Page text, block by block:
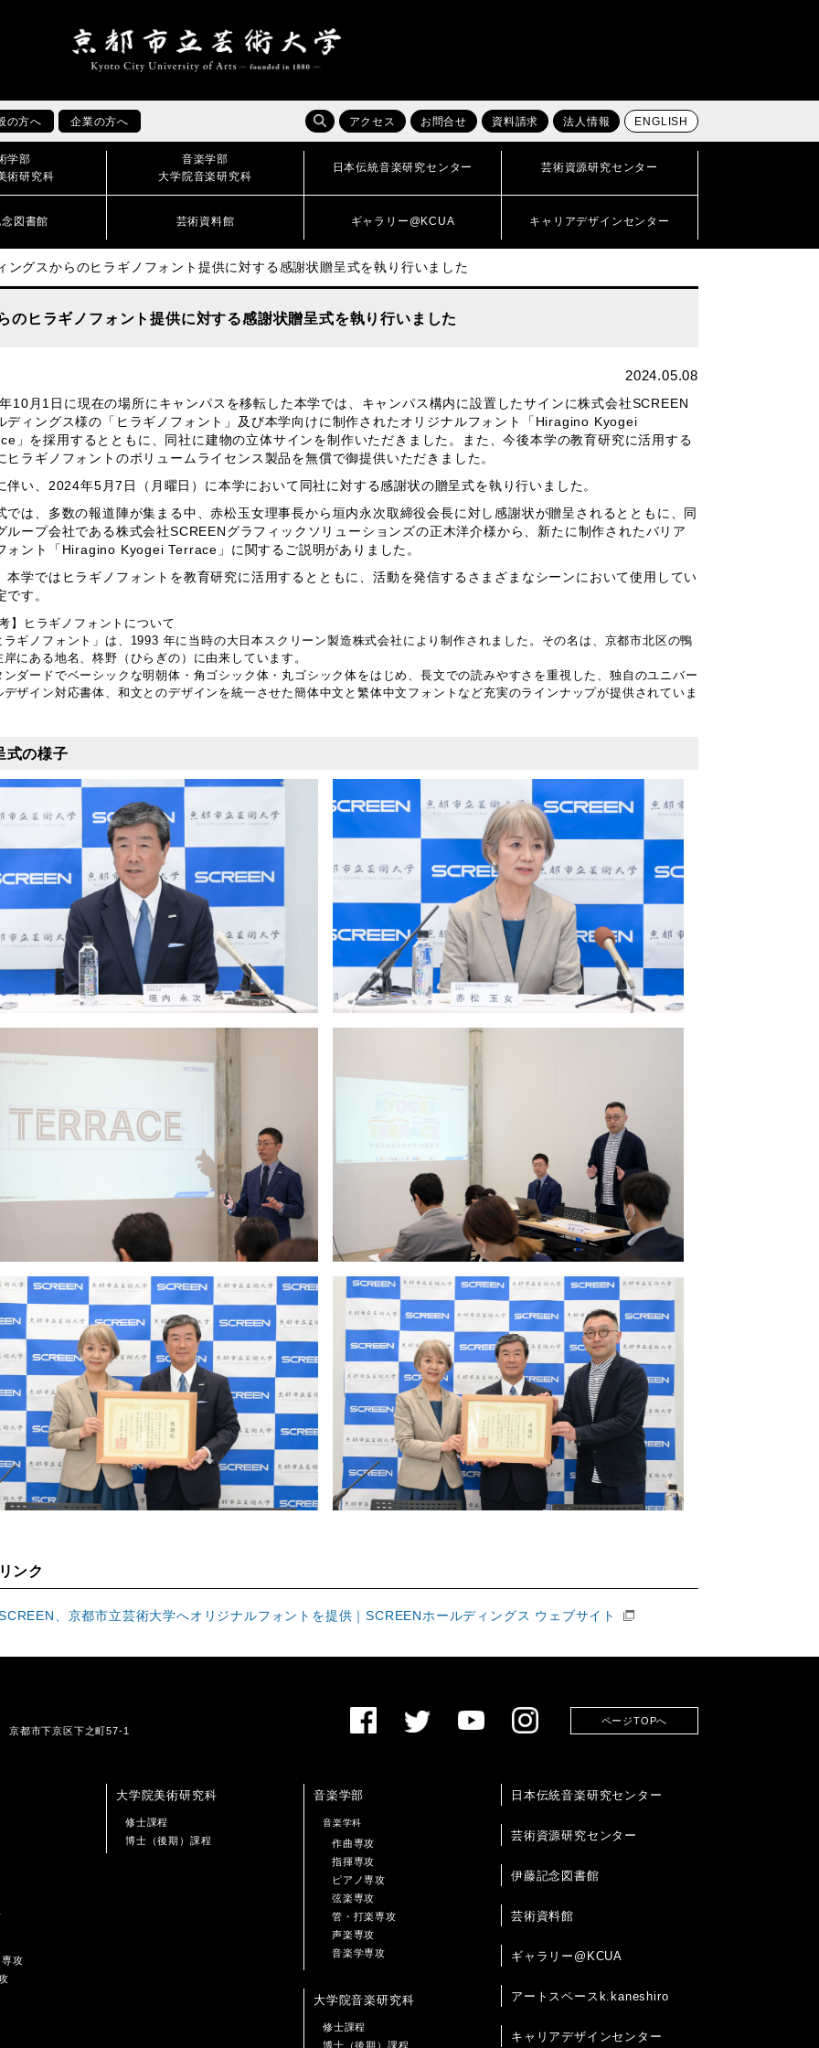
の方へ 企業の方へ アクセス お問合せ 資料請求 法人情報 ENGLISH
学部
術研究科
音楽学部
大学院音楽研究科
日本伝統音楽研究センター 芸術資源研究センター
図書館 芸術資料館 ギャラリー@KCUA キャリアデザインセンター
ングスからのヒラギノフォント提供に対する感謝状贈呈式を執り行いました
ヒラギノフォント提供に対する感謝状贈呈式を執り行いました
2024.05.08
10月1日に現在の場所にキャンパスを移転した本学では、キャンパス構内に設置したサインに株式会社SCREEN
ディングス様の「ヒラギノフォント」及び本学向けに制作されたオリジナルフォント「Hiragino Kyogei
」を採用するとともに、同社に建物の立体サインを制作いただきました。また、今後本学の教育研究に活用する
ヒラギノフォントのボリュームライセンス製品を無償で御提供いただきました。
伴い、2024年5月7日（月曜日）に本学において同社に対する感謝状の贈呈式を執り行いました。
では、多数の報道陣が集まる中、赤松玉女理事長から垣内永次取締役会長に対し感謝状が贈呈されるとともに、同
ループ会社である株式会社SCREENグラフィックソリューションズの正木洋介様から、新たに制作されたバリア
ォント「Hiragino Kyogei Terrace」に関するご説明がありました。
本学ではヒラギノフォントを教育研究に活用するとともに、活動を発信するさまざまなシーンにおいて使用してい
です。
】ヒラギノフォントについて
ラギノフォント」は、1993 年に当時の大日本スクリーン製造株式会社により制作されました。その名は、京都市北区の鴨
岸にある地名、柊野（ひらぎの）に由来しています。
ンダードでベーシックな明朝体・角ゴシック体・丸ゴシック体をはじめ、長文での読みやすさを重視した、独自のユニバー
デザイン対応書体、和文とのデザインを統一させた簡体中文と繁体中文フォントなど充実のラインナップが提供されていま
式の様子
ンク
、京都市立芸術大学へオリジナルフォントを提供｜SCREENホールディングス ウェブサイト
都市下京区下之町57-1
ページTOPへ
攻
大学院美術研究科
修士課程
博士（後期）課程
音楽学部
音楽学科
作曲専攻
指揮専攻
ピアノ専攻
弦楽専攻
管・打楽専攻
声楽専攻
音楽学専攻
大学院音楽研究科
修士課程
博士（後期）課程
日本伝統音楽研究センター
芸術資源研究センター
伊藤記念図書館
芸術資料館
ギャラリー@KCUA
アートスペースk.kaneshiro
キャリアデザインセンター